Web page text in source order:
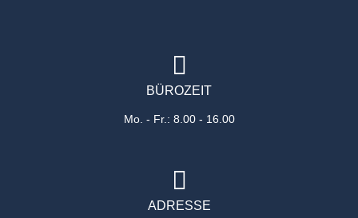
BÜROZEIT
Mo. - Fr.: 8.00 - 16.00
ADRESSE